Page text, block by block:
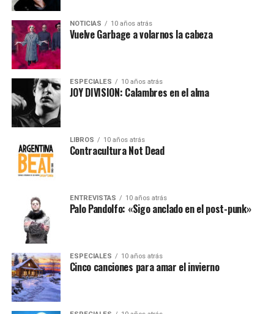
NOTICIAS 10 años atrás
Vuelve Garbage a volarnos la cabeza
ESPECIALES 10 años atrás
JOY DIVISION: Calambres en el alma
LIBROS 10 años atrás
Contracultura Not Dead
ENTREVISTAS 10 años atrás
Palo Pandolfo: «Sigo anclado en el post-punk»
ESPECIALES 10 años atrás
Cinco canciones para amar el invierno